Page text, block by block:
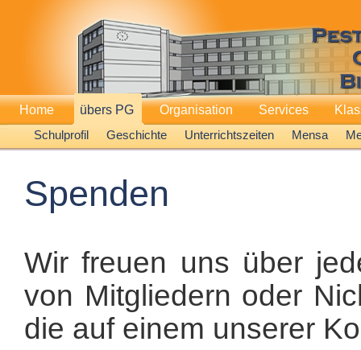
Home
übers PG
Schulprofil
Geschichte Unterrichtszeiten Mensa
Organisation Services
Spenden
Wir freuen uns über
von Mitgliedern oder
die auf einem unserer